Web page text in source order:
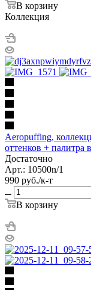
В корзину
Коллекция
Aeropuffing,
оттенков + палитра
Достаточно
Арт.: 10500n/1
990 руб./к-т
В корзину